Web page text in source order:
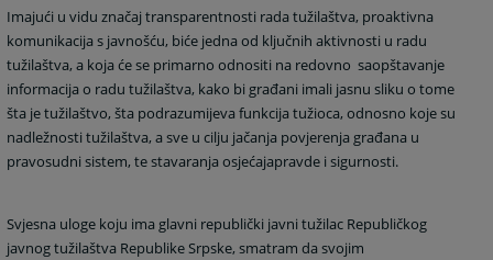
Imajući u vidu značaj transparentnosti rada tužilaštva, proaktivna
komunikacija s javnošću, biće jedna od ključnih aktivnosti u radu
tužilaštva, a koja će se primarno odnositi na redovno saopštavanje
informacija o radu tužilaštva, kako bi građani imali jasnu sliku o tome
šta je tužilaštvo, šta podrazumijeva funkcija tužioca, odnosno koje su
nadležnosti tužilaštva, a sve u cilju jačanja povjerenja građana u
pravosudni sistem, te stavaranja osjećajapravde i sigurnosti.
Svjesna uloge koju ima glavni republički javni tužilac Republičkog
javnog tužilaštva Republike Srpske, smatram da svojim